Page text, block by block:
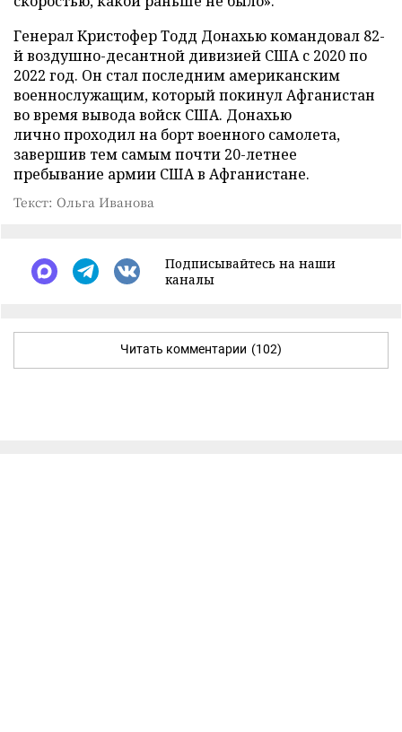
Генерал Кристофер Тодд Донахью командовал 82-
й воздушно-десантной дивизией США с 2020 по
2022 год. Он стал последним американским
военнослужащим, который покинул Афганистан
во время вывода войск США. Донахью
лично проходил на борт военного самолета,
завершив тем самым почти 20-летнее
пребывание армии США в Афганистане.
Текст: Ольга Иванова
Подписывайтесь на наши
каналы
Читать комментарии (102)